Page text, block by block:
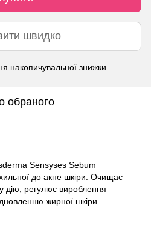
швидко
накопичувальної знижки
обраного
Sensyses Sebum
до акне шкіри. Очищає
дію, регулює вироблення
жирної шкіри.